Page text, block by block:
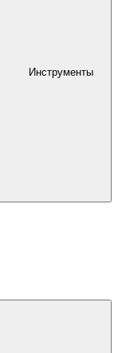
Инструменты